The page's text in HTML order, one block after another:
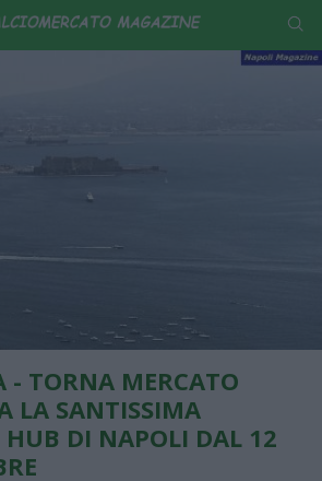
- TORNA MERCATO
LA SANTISSIMA
DI NAPOLI DAL 12